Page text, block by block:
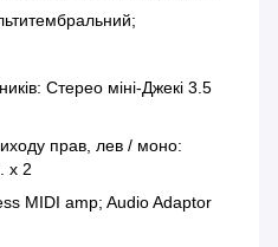
Стерео міні-Джекі 3.5
прав, лев / моно:
x 2
MIDI amp; Audio Adaptor